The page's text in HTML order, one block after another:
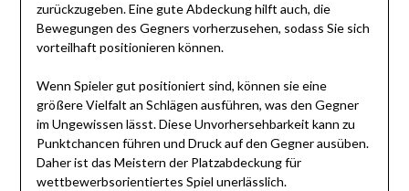
zurückzugeben. Eine gute Abdeckung hilft auch, die
Bewegungen des Gegners vorherzusehen, sodass Sie sich
vorteilhaft positionieren können.
Wenn Spieler gut positioniert sind, können sie eine
größere Vielfalt an Schlägen ausführen, was den Gegner
im Ungewissen lässt. Diese Unvorhersehbarkeit kann zu
Punktchancen führen und Druck auf den Gegner ausüben.
Daher ist das Meistern der Platzabdeckung für
wettbewerbsorientiertes Spiel unerlässlich.